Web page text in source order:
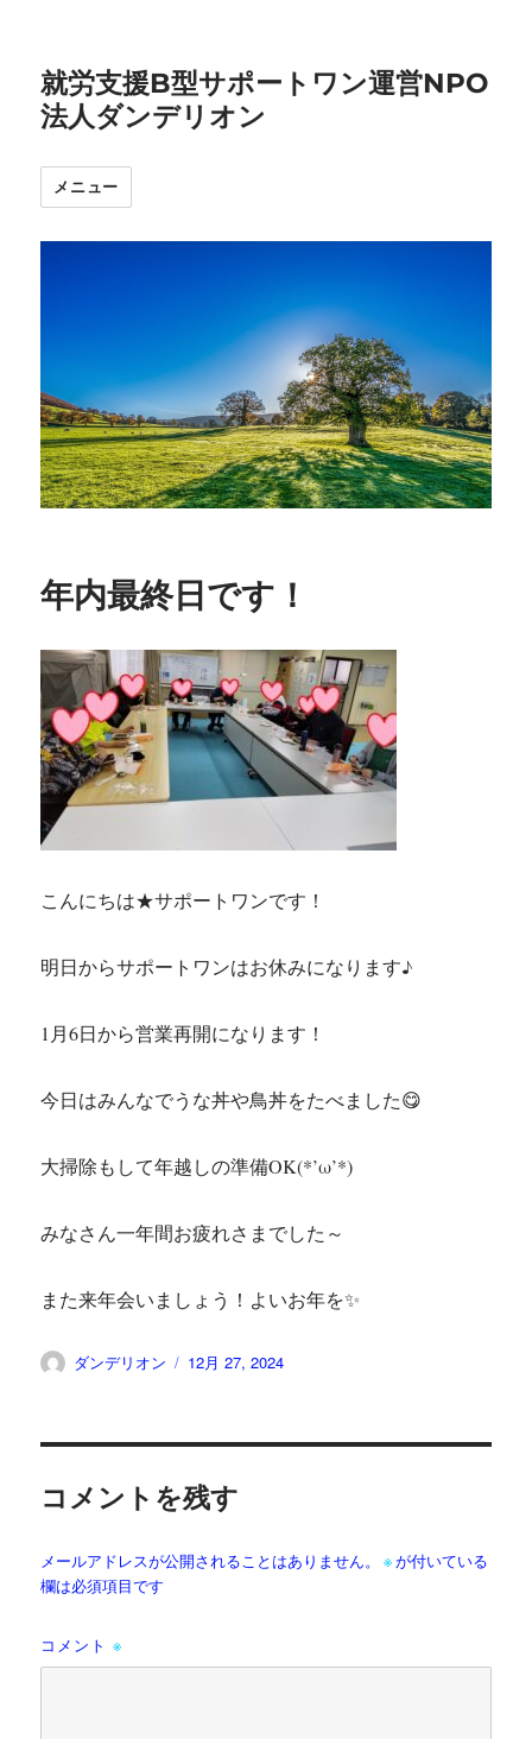
就労支援B型サポートワン運営NPO
法人ダンデリオン
メニュー
年内最終日です！
こんにちは★サポートワンです！
明日からサポートワンはお休みになります♪
1月6日から営業再開になります！
今日はみんなでうな丼や鳥丼をたべました😋
大掃除もして年越しの準備OK(*’ω’*)
みなさん一年間お疲れさまでした～
また来年会いましょう！よいお年を✨
投
ダンデリオン
投
12月 27, 2024
コメントを残す
メールアドレスが公開されることはありません。 ※が付いている
欄は必須項目です
コメント※